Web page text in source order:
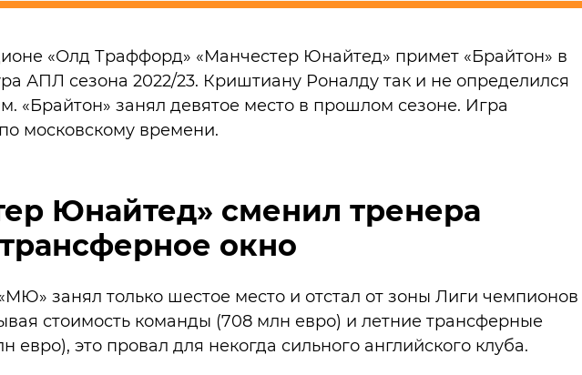
«Олд Траффорд» «Манчестер Юнайтед» примет «Брайтон» в
АПЛ сезона 2022/23. Криштиану Роналду так и не определился
«Брайтон» занял девятое место в прошлом сезоне. Игра
московскому времени.
Юнайтед» сменил тренера
окно
занял только шестое место и отстал от зоны Лиги чемпионов
стоимость команды (708 млн евро) и летние трансферные
евро), это провал для некогда сильного английского клуба.